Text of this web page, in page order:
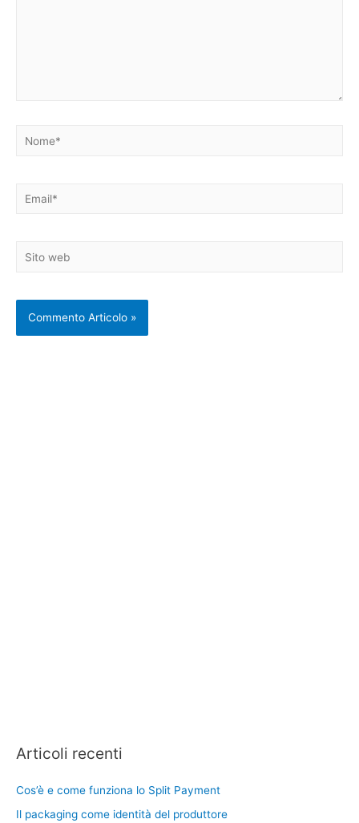
Nome*
Email*
Sito
Articoli recenti
Cos’è e come funziona lo Split Payment
Il packaging come identità del produttore